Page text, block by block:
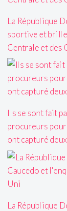
La République
sportive et brille
Centrale et des
Ils se sont fait
procureurs
ont capturé
La République